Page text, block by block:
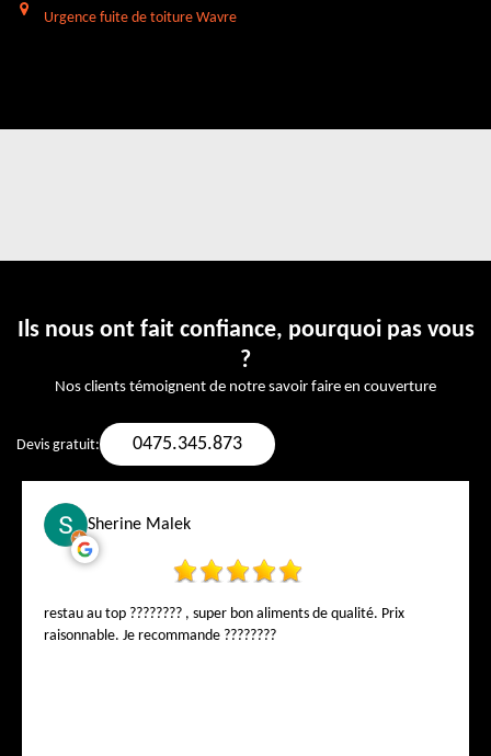
Urgence fuite de toiture Wavre
Ils nous ont fait confiance, pourquoi pas vous
?
Nos clients témoignent de notre savoir faire en couverture
Devis gratuit: 0475.345.873
Sherine Malek
restau au top ???????? , super bon aliments de qualité. Prix
raisonnable. Je recommande ????????